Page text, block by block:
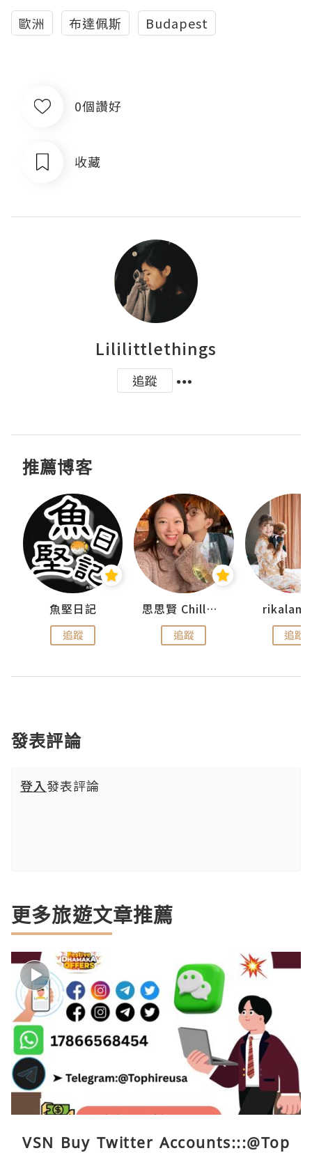
歐洲 布達佩斯 Budapest
0個讚好
收藏
Lililittlethings
追蹤
推薦博客
魚堅日記
追蹤
思思賢 ChillMyBabe
追蹤 追蹤
發表評論
登入發表評論
更多旅遊文章推薦
VSN Buy Twitter Accounts:::@Top